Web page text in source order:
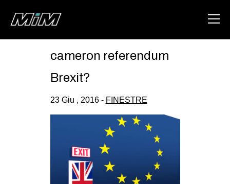
DEGENERAZIONE
GAZA FREESTYLE
CSOA LAMBRETTA
MSM
cameron referendum
Brexit?
23 Giu , 2016 - FINESTRE